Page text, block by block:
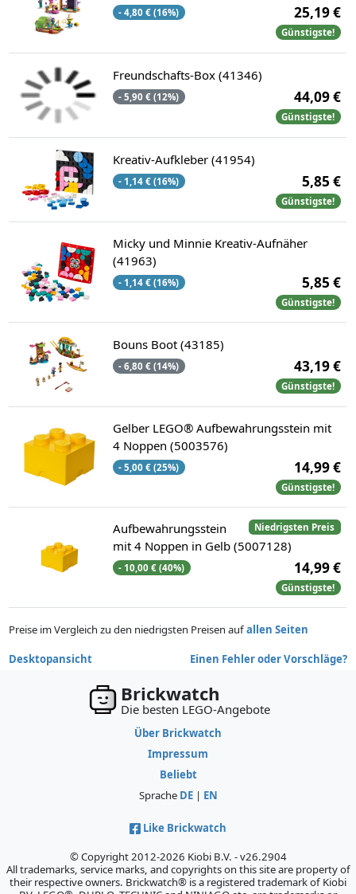
- 4,80 € (16%) 25,19 €
Günstigste!
Freundschafts-Box (41346)
- 5,90 € (12%) 44,09 €
Günstigste!
Kreativ-Aufkleber (41954)
- 1,14 € (16%) 5,85 €
Günstigste!
Micky und Minnie Kreativ-Aufnäher
(41963)
- 1,14 € (16%) 5,85 €
Günstigste!
Bouns Boot (43185)
- 6,80 € (14%) 43,19 €
Günstigste!
Gelber LEGO® Aufbewahrungsstein mit
4 Noppen (5003576)
- 5,00 € (25%) 14,99 €
Günstigste!
Niedrigsten Preis
Aufbewahrungsstein
mit 4 Noppen in Gelb (5007128)
- 10,00 € (40%) 14,99 €
Günstigste!
Preise im Vergleich zu den niedrigsten Preisen aufallen Seiten
Desktopansicht Einen Fehler oder Vorschläge?
Brickwatch
Die besten LEGO-Angebote
Über Brickwatch
Impressum
Beliebt
Sprache DE| EN
Like Brickwatch
© Copyright 2012-2026 Kiobi B.V. - v26.2904
All trademarks, service marks, and copyrights on this site are property of
their respective owners. Brickwatch® is a registered trademark of Kiobi